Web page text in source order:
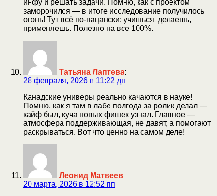
инфу и решать задачи. Помню, как с проектом
заморочился — в итоге исследование получилось
огонь! Тут всё по-пацански: учишься, делаешь,
применяешь. Полезно на все 100%.
Татьяна Лаптева:
28 февраля, 2026 в 11:22 дп
Канадские универы реально качаются в науке!
Помню, как я там в лабе полгода за ролик делал —
кайф был, куча новых фишек узнал. Главное —
атмосфера поддерживающая, не давят, а помогают
раскрываться. Вот что ценно на самом деле!
Леонид Матвеев:
20 марта, 2026 в 12:52 пп